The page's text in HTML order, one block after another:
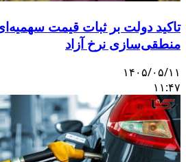
تاکید دولت بر ثبات قیمت
منطقی‌سازی نرخ آزاد
۱۴۰۵/۰۵/۱۱
۱۱:۴۷